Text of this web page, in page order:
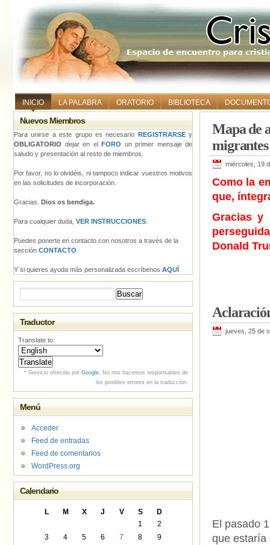
INICIO LA PALABRA ORATORIO BIBLIOTECA
Mapa de
miércoles, 19
Como la
que,
Gracias y
Donald
jueves, 25 de
El pasado
que estaría
Nuevos Miembros
Para unirse a este grupo es necesario REGISTRARSEy
OBLIGATORIO dejar en el FORO un primer mensaje de
saludo y presentación al resto de miembros.
Por favor, no lo olvidéis, ni tampoco indicar vuestros motivos
en las solicitudes de incorporación.
Gracias. Dios os bendiga.
Para cualquier duda, VER INSTRUCCIONES
Puedes ponerte en contacto con nosotros a través de la
sección CONTACTO
Y si quieres ayuda más personalizada escríbenos AQUÍ
Traductor
Translate to:
* Servicio ofrecido por Google. No nos hacemos responsables de
los posibles errores en la traducción.
Menú
Acceder
Feed de entradas
Feed de comentarios
WordPress.org
Calendario
L M X J V S
D
1
2
3
4 5 6 7 8
9